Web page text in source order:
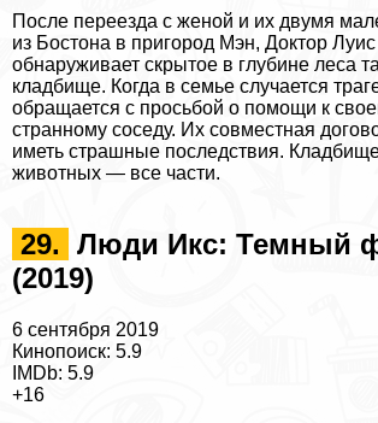
После переезда с женой и их двумя
из Бостона в пригород Мэн, Доктор
обнаруживает скрытое в глубине леса
кладбище. Когда в семье случается
обращается с просьбой о помощи к
странному соседу. Их совместная
иметь страшные последствия.
животных — все части.
29. Люди Икс: Темный
(2019)
6 сентября 2019
Кинопоиск: 5.9
IMDb: 5.9
+16